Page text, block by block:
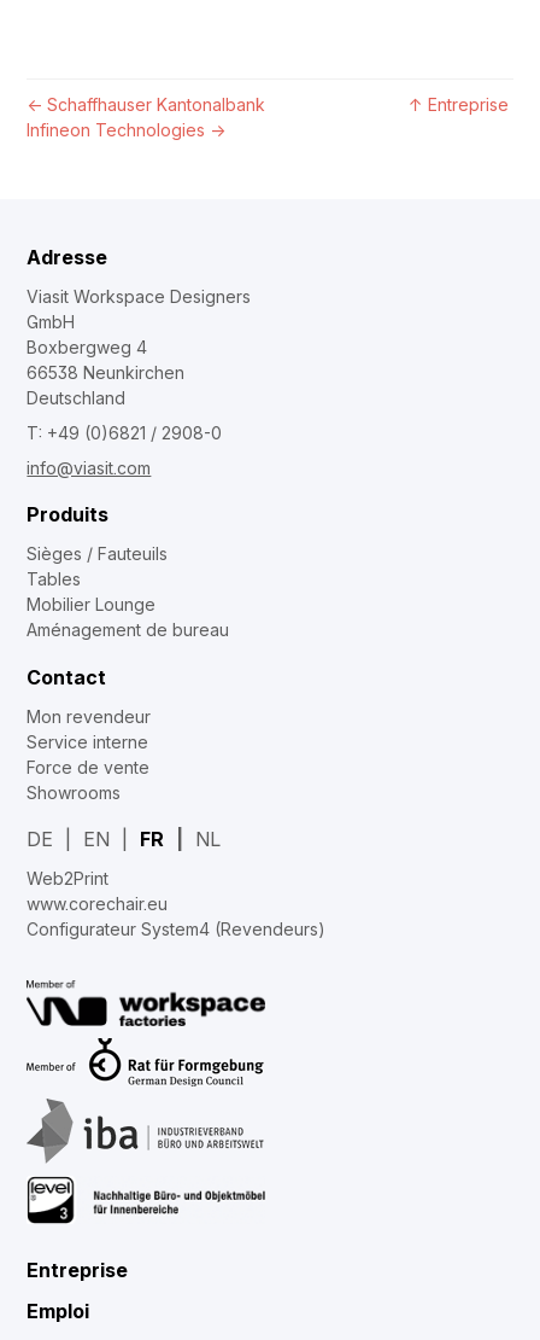
←Schaffhauser Kantonalbank ↑ Entreprise
Infineon Technologies →
Adresse
Viasit Workspace Designers
GmbH
Boxbergweg 4
66538 Neunkirchen
Deutschland
T: +49 (0)6821 / 2908-0
info@viasit.com
Produits
Sièges / Fauteuils
Tables
Mobilier Lounge
Aménagement de bureau
Contact
Mon revendeur
Service interne
Force de vente
Showrooms
DE EN FR NL
Web2Print
www.corechair.eu
Configurateur System4 (Revendeurs)
Entreprise
Emploi